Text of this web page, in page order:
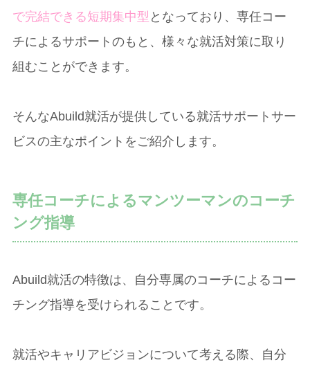
で完結できる短期集中型 となっており、専任コー
チによるサポートのもと、様々な就活対策に取り
組むことができます。
そんなAbuild就活が提供している就活サポートサー
ビスの主なポイントをご紹介します。
専任コーチによるマンツーマンのコーチ
ング指導
Abuild就活の特徴は、自分専属のコーチによるコー
チング指導を受けられることです。
就活やキャリアビジョンについて考える際、自分